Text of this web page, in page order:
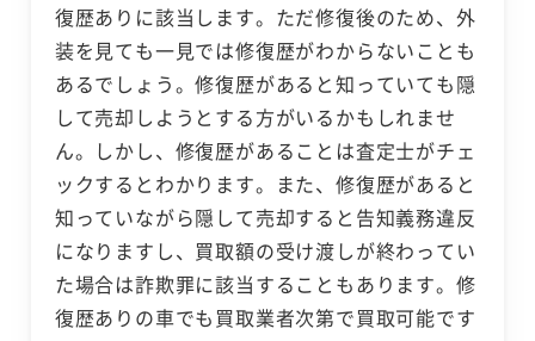
復歴ありに該当します。ただ修復後のため、外
装を見ても一見では修復歴がわからないことも
あるでしょう。修復歴があると知っていても隠
して売却しようとする方がいるかもしれませ
ん。しかし、修復歴があることは査定士がチェ
ックするとわかります。また、修復歴があると
知っていながら隠して売却すると告知義務違反
になりますし、買取額の受け渡しが終わってい
た場合は詐欺罪に該当することもあります。修
復歴ありの車でも買取業者次第で買取可能です